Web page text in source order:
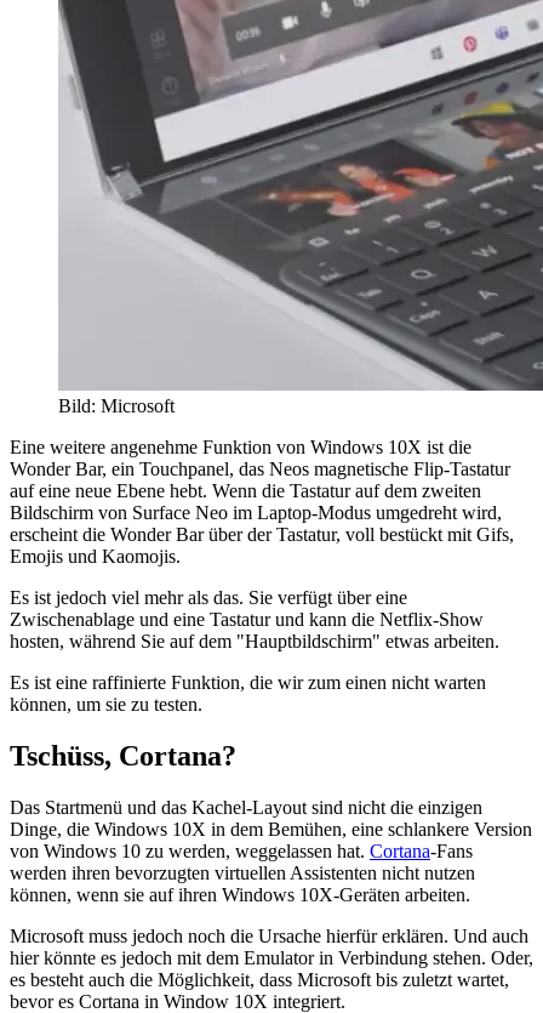
Bild: Microsoft
Eine weitere angenehme Funktion von Windows 10X ist die
Wonder Bar, ein Touchpanel, das Neos magnetische Flip-Tastatur
auf eine neue Ebene hebt. Wenn die Tastatur auf dem zweiten
Bildschirm von Surface Neo im Laptop-Modus umgedreht wird,
erscheint die Wonder Bar über der Tastatur, voll bestückt mit Gifs,
Emojis und Kaomojis.
Es ist jedoch viel mehr als das. Sie verfügt über eine
Zwischenablage und eine Tastatur und kann die Netflix-Show
hosten, während Sie auf dem "Hauptbildschirm" etwas arbeiten.
Es ist eine raffinierte Funktion, die wir zum einen nicht warten
können, um sie zu testen.
Tschüss, Cortana?
Das Startmenü und das Kachel-Layout sind nicht die einzigen
Dinge, die Windows 10X in dem Bemühen, eine schlankere Version
von Windows 10 zu werden, weggelassen hat. Cortana-Fans
werden ihren bevorzugten virtuellen Assistenten nicht nutzen
können, wenn sie auf ihren Windows 10X-Geräten arbeiten.
Microsoft muss jedoch noch die Ursache hierfür erklären. Und auch
hier könnte es jedoch mit dem Emulator in Verbindung stehen. Oder,
es besteht auch die Möglichkeit, dass Microsoft bis zuletzt wartet,
bevor es Cortana in Window 10X integriert.